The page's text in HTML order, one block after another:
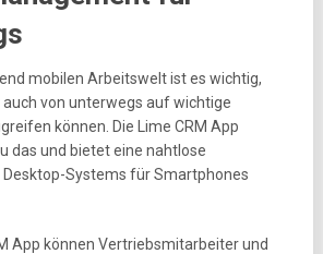
mobilen Arbeitswelt ist es wichtig,
von unterwegs auf wichtige
können. Die Lime CRM App
das und bietet eine nahtlose
Desktop-Systems für Smartphones
App können Vertriebsmitarbeiter und